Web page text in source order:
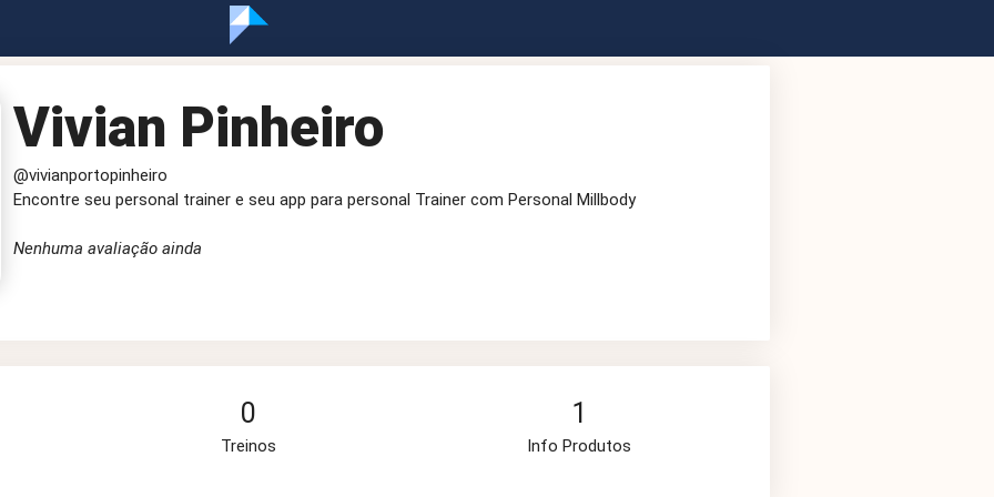
Vivian Pinheiro
@vivianportopinheiro
Encontre seu personal trainer e seu app para personal Trainer com Personal Millbody
Nenhuma avaliação ainda
0
Treinos
1
Info Produtos